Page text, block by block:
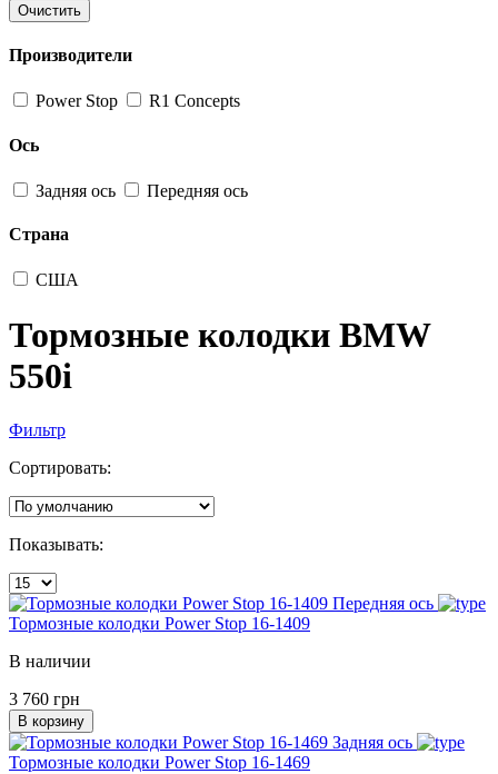
Очистить
Производители
Power Stop R1 Concepts
Ось
Задняя ось Передняя ось
Страна
США
Тормозные колодки BMW
550i
Фильтр
Сортировать:
Показывать:
Передняя ось
Тормозные колодки Power Stop 16-1409
В наличии
3 760 грн
В корзину
Задняя ось
Тормозные колодки Power Stop 16-1469